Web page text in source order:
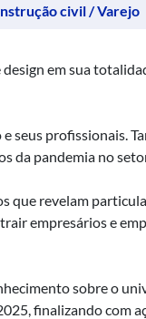
civil / Varejo
em sua
seus profissionais.
da pandemia no
que revelam
empresários e
sobre o
finalizando com